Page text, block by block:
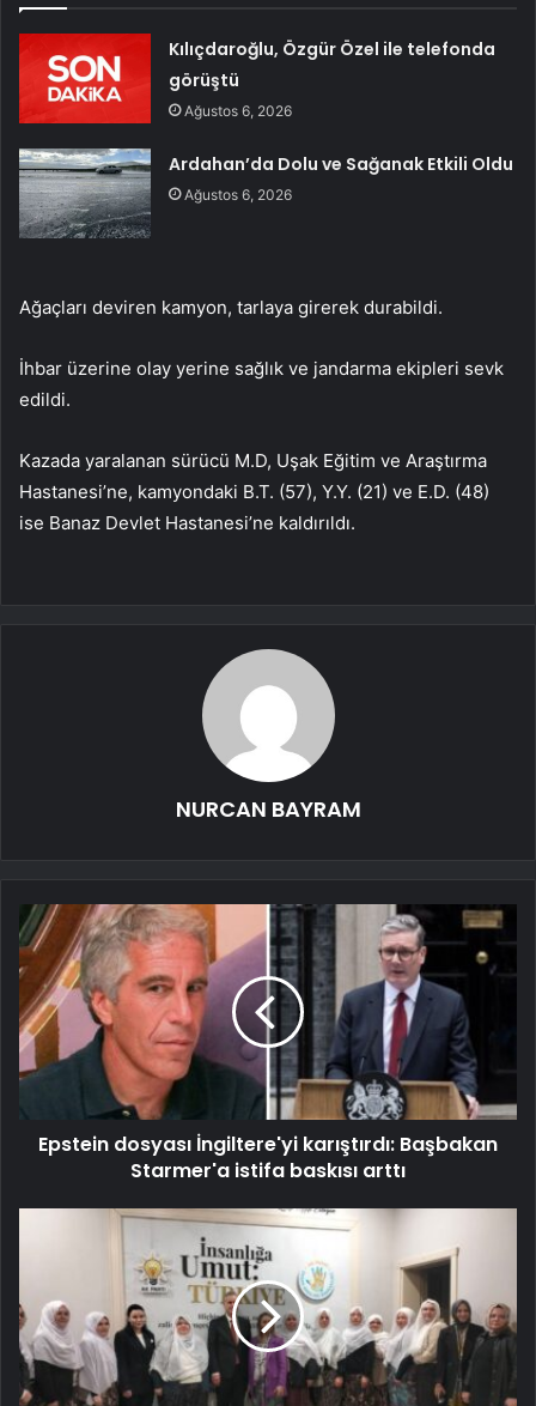
Kılıçdaroğlu, Özgür Özel ile telefonda
görüştü
Ağustos 6, 2026
Ardahan’da Dolu ve Sağanak Etkili Oldu
Ağustos 6, 2026
Ağaçları deviren kamyon, tarlaya girerek durabildi.
İhbar üzerine olay yerine sağlık ve jandarma ekipleri sevk
edildi.
Kazada yaralanan sürücü M.D, Uşak Eğitim ve Araştırma
Hastanesi’ne, kamyondaki B.T. (57), Y.Y. (21) ve E.D. (48)
ise Banaz Devlet Hastanesi’ne kaldırıldı.
NURCAN BAYRAM
Epstein dosyası İngiltere'yi karıştırdı: Başbakan
Starmer'a istifa baskısı arttı